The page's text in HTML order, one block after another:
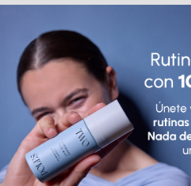
LIMPIADORES FACIALES
SÉRUMS FACIALES
TÓNICOS Y EXFOLIANTES FACIALES
FAQs